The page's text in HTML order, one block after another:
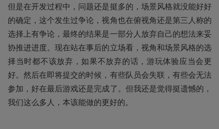
但是在开发过程中，问题还是挺多的，场景风格就没能好好
的确定，这个发生过争论，视角也在俯视角还是第三人称的
选择上有争论，最终的结果是一部分人放弃自己的想法来妥
协推进进度。现在站在事后的立场看，视角和场景风格的选
择当时都不该放弃，如果不放弃的话，游玩体验应当会更
好。然后在即将提交的时候，有些队员会失联，有些会无法
参加，好在最后游戏还是完成了。但我还是觉得挺遗憾的，
我们这么多人，本该能做的更好的。